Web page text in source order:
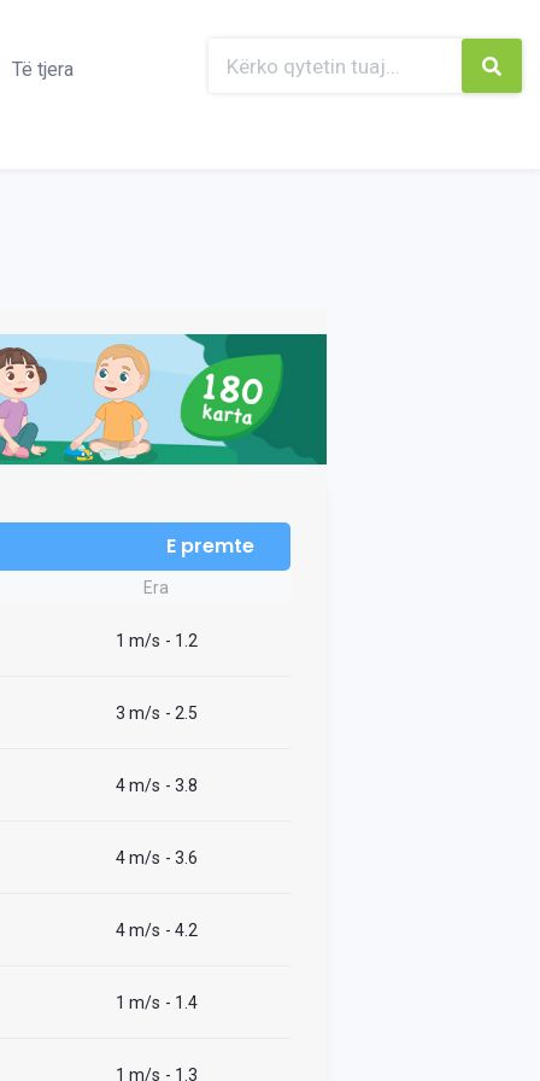
Të tjera
E premte
Era
1 m/s - 1.2
3 m/s - 2.5
4 m/s - 3.8
4 m/s - 3.6
4 m/s - 4.2
1 m/s - 1.4
1 m/s - 1.3